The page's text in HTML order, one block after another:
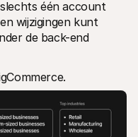
één account
wijzigingen kunt
de back-end